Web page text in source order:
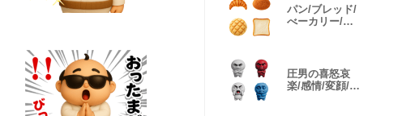
パン/ブレッド/
べーカリー/図
圧男の喜怒哀
楽/感情/変顔/絵